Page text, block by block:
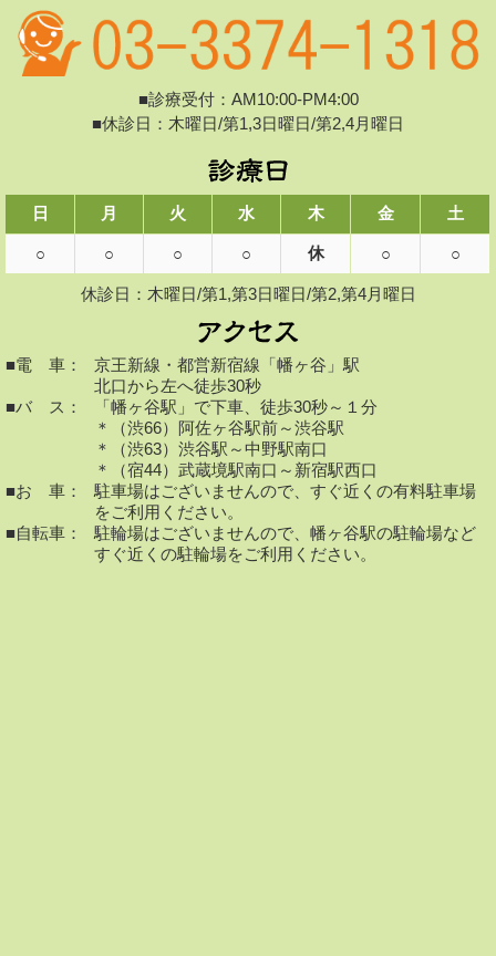
■診療受付：AM10:00-PM4:00
■休診日：木曜日/第1,3日曜日/第2,4月曜日
日 月 火 水 木 金 土
○ ○ ○ ○ 休 ○ ○
休診日：木曜日/第1,第3日曜日/第2,第4月曜日
■電 車：
京王新線・都営新宿線「幡ヶ谷」駅
北口から左へ徒歩30秒
■バ ス：
「幡ヶ谷駅」で下車、徒歩30秒～１分
＊（渋66）阿佐ヶ谷駅前～渋谷駅
＊（渋63）渋谷駅～中野駅南口
＊（宿44）武蔵境駅南口～新宿駅西口
■お 車：
駐車場はございませんので、すぐ近くの有料駐車場
をご利用ください。
■自転車：
駐輪場はございませんので、幡ヶ谷駅の駐輪場など
すぐ近くの駐輪場をご利用ください。